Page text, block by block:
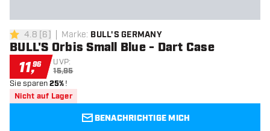
4.8 Bewertungssterne
4.8 [6] Marke: BULL'S GERMANY
BULL'S Orbis Small Blue - Dart Case
11,96 UVP:
15,95
Sie sparen25%!
Nicht auf Lager
BENACHRICHTIGE MICH